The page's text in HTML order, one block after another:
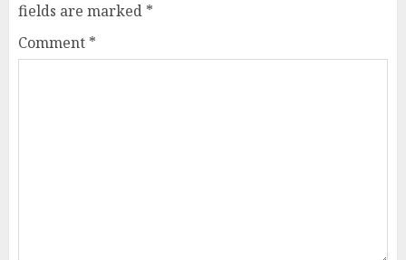
fields are marked *
Comment *